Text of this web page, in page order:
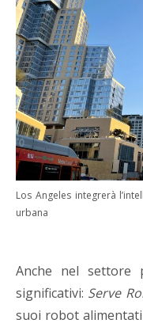
Los Angeles integrerà
urbana
Anche nel settore
significativi: Serve
suoi robot alimentati